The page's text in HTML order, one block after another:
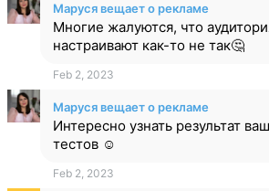
Маруся вещает о рекламе
Многие жалуются, что
настраивают как-то не так🤔
Feb 2, 2023
Маруся вещает о рекламе
Интересно узнать результат
тестов ☺️
Feb 2, 2023